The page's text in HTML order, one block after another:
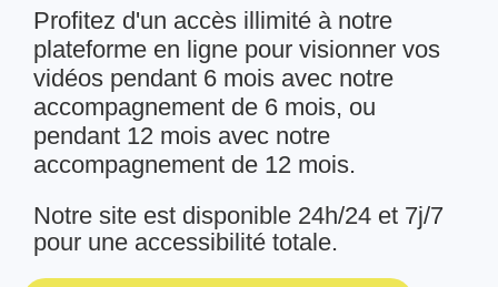
Profitez d'un accès illimité à notre
plateforme en ligne pour visionner vos
vidéos pendant 6 mois avec notre
accompagnement de 6 mois, ou
pendant 12 mois avec notre
accompagnement de 12 mois.
Notre site est disponible 24h/24 et 7j/7
pour une accessibilité totale.